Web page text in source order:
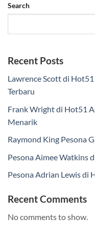
Search
Recent Posts
Lawrence Scott di
Terbaru
Frank Wright di Hot51
Menarik
Raymond King Pesona
Pesona Aimee Watkins
Pesona Adrian Lewis di
Recent Comments
No comments to show.